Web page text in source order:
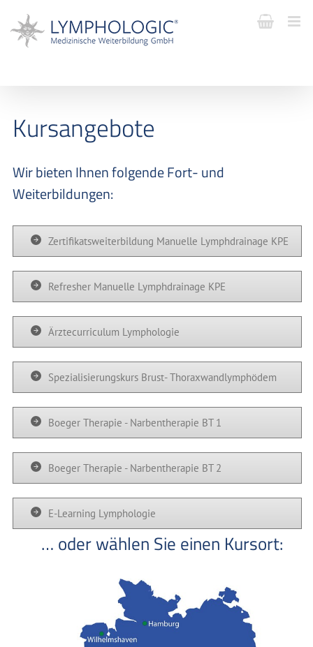
Kursangebote
Wir bieten Ihnen folgende Fort- und
Weiterbildungen:
Zertifikatsweiterbildung Manuelle Lymphdrainage KPE
Refresher Manuelle Lymphdrainage KPE
Ärztecurriculum Lymphologie
Spezialisierungskurs Brust- Thoraxwandlymphödem
Boeger Therapie - Narbentherapie BT 1
Boeger Therapie - Narbentherapie BT 2
E-Learning Lymphologie
… oder wählen Sie einen Kursort: